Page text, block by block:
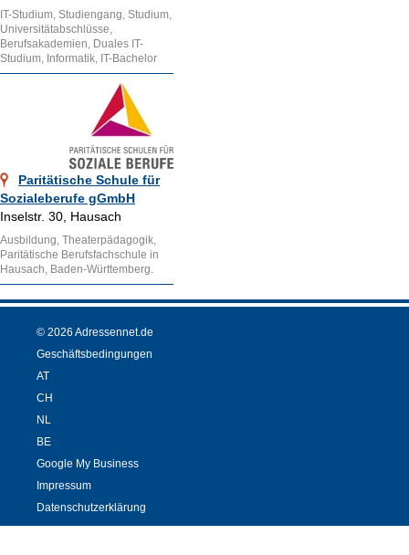
IT-Studium, Studiengang, Studium,
Universitätabschlüsse,
Berufsakademien, Duales IT-
Studium, Informatik, IT-Bachelor
Paritätische Schule für
Sozialeberufe gGmbH
Inselstr. 30, Hausach
Ausbildung, Theaterpädagogik,
Paritätische Berufsfachschule in
Hausach, Baden-Württemberg.
© 2026 Adressennet.de
Geschäftsbedingungen
AT
CH
NL
BE
Google My Business
Impressum
Datenschutzerklärung